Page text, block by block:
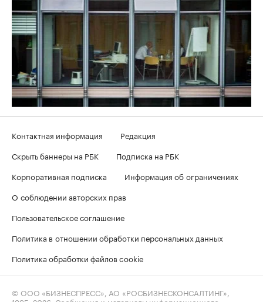
Контактная информация
Редакция
Скрыть баннеры на РБК
Подписка на РБК
Корпоративная подписка
Информация об ограничениях
О соблюдении авторских прав
Пользовательское соглашение
Политика в отношении обработки персональных данных
Политика обработки файлов cookie
© ООО «БИЗНЕСПРЕСС», АО «РОСБИЗНЕСКОНСАЛТИНГ»,